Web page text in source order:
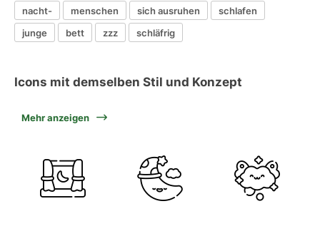
nacht- menschen sich ausruhen
schlafen
junge
bett zzz schläfrig
Icons mit demselben Stil und Konzept
Mehr anzeigen